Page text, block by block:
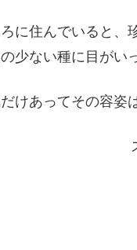
に住んでいると、
少ない種に目がい
けあってその容姿